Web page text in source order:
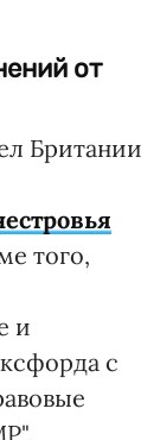
от
Британии
того,
и
с